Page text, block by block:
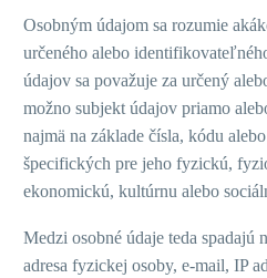
Osobným údajom sa rozumie
určeného alebo
údajov sa považuje za určený
možno subjekt údajov priamo
najmä na základe čísla, kódu
špecifických pre jeho fyzickú,
ekonomickú, kultúrnu alebo
Medzi osobné údaje teda spadajú
adresa fyzickej osoby, e-mail, IP